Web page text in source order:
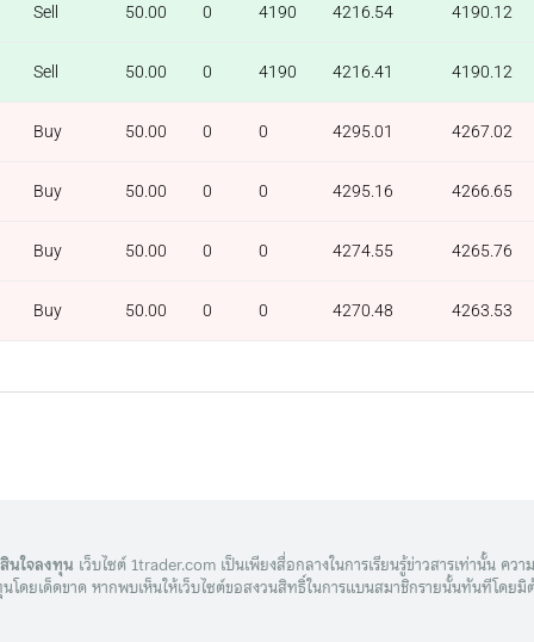
Sell 50.00 0 4190 4216.54 4190.12
Sell 50.00 0 4190 4216.41 4190.12
Buy 50.00 0 0 4295.01 4267.02
Buy 50.00 0 0 4295.16 4266.65
Buy 50.00 0 0 4274.55 4265.76
Buy 50.00 0 0 4270.48 4263.53
นใจลงทุน เว็บไซต์ 1trader.com เป็นเพียงสื่อกลางในการเรียนรู้ข่าวสารเท่านั้น ค
โดยเด็ดขาด หากพบเห็นให้เว็บไซต์ขอสงวนสิทธิ์ในการแบนสมาชิกรายนั้นทันทีโดยมิ